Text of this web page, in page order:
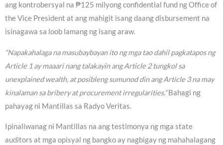
ang kontrobersyal na ₱125 milyong confidential fund ng Office of
the Vice President at ang mahigit isang daang disbursement na
isinagawa sa loob lamang ng isang araw.
“Napakahalaga na masubaybayan ito ng mga tao dahil pagkatapos ng
Article 1 ay maaari nang talakayin ang Article 2 tungkol sa
unexplained wealth, at posibleng sumunod din ang Article 3 na may
kinalaman sa bribery at procurement irregularities.”Bahagi ng
pahayag ni Mantillas sa Radyo Veritas.
Ipinaliwanag ni Mantillas na ang testimonya ng mga state
auditors at mga opisyal ng bangko ay nagbigay ng mahahalagang